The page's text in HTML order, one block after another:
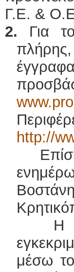
Γ.Ε. &
2. Για
http://
Επίσης
Η
μέσω